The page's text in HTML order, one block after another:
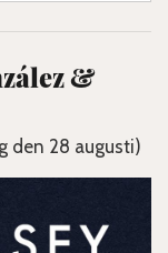
&
den 28 augusti)